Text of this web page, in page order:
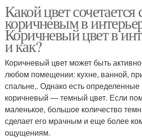
Какой цвет сочетается
коричневым в
Коричневый цвет в
и как?
Коричневый цвет может быть
любом помещении: кухне, ванной,
спальне,. Однако есть
коричневый — темный цвет. Если
маленькое, большое количество
сделает его мрачным и еще более
ощущениям.